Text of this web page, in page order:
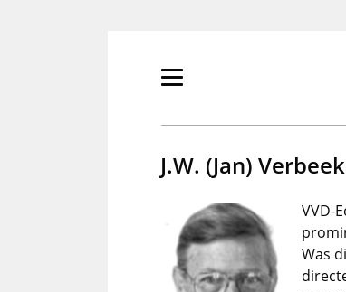
Primair
tonen/verbergen
J.W. (Jan) Verbeek
VVD-
Was